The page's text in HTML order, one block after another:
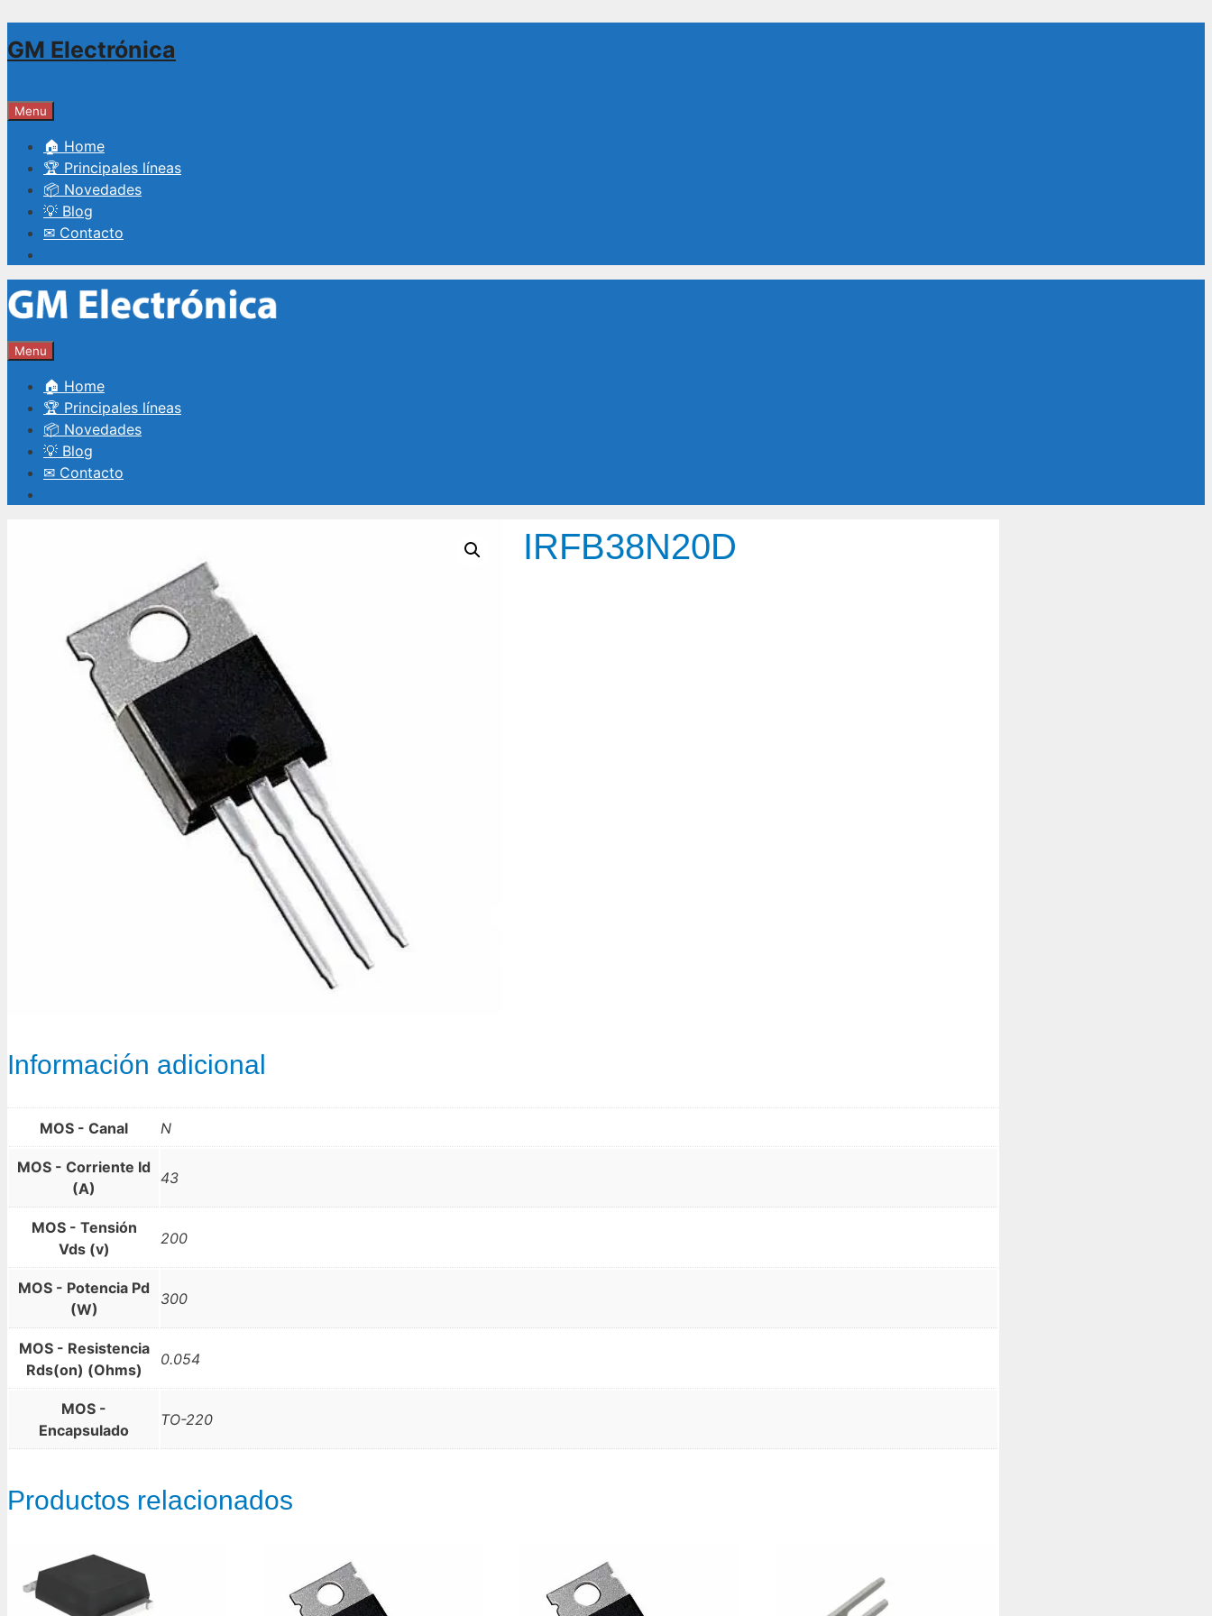
al
GM Electrónica
Menu
🏠 Home
🏆 Principales líneas
📦 Novedades
💡 Blog
✉ Contacto
Menu
🏠 Home
🏆 Principales líneas
📦 Novedades
💡 Blog
✉ Contacto
IRFB38N20D
Información adicional
MOS - Canal N
MOS - Corriente Id
(A)
43
MOS - Tensión
Vds (v)
200
MOS - Potencia Pd
(W)
300
MOS - Resistencia
Rds(on) (Ohms)
0.054
MOS -
Encapsulado
TO-220
Productos relacionados